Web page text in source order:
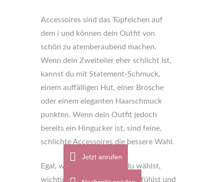
Accessoires sind das Tüpfelchen auf
dem i und können dein Outfit von
schön zu atemberaubend machen.
Wenn dein Zweiteiler eher schlicht ist,
kannst du mit Statement-Schmuck,
einem auffälligen Hut, einer Brosche
oder einem eleganten Haarschmuck
punkten. Wenn dein Outfit jedoch
bereits ein Hingucker ist, sind feine,
schlichte Accessoires die bessere Wahl.
Egal, welchen Zweiteiler du wählst,
wichtig ist, dass du dich wohlfühlst und
Jetzt anrufen